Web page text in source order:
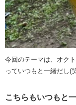
今回のテーマは、オク
っていつもと一緒だし(
こちらもいつもと